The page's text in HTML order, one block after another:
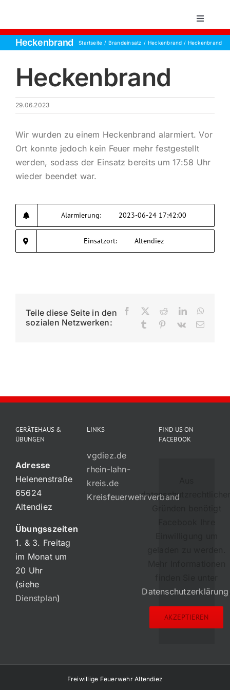
springen
Toggle
Über
Aktive
Heckenbrand Startseite Brandeinsatz Heckenbrand Heckenbrand
Heckenbrand
29.06.2023
Wir wurden zu einem Heckenbrand alarmiert. Vor
Ort konnte jedoch kein Feuer mehr festgestellt
werden, sodass der Einsatz bereits um 17:58 Uhr
wieder beendet war.
Alarmierung: 2023-06-24 17:42:00
Einsatzort: Altendiez
Teile diese Seite in den
sozialen Netzwerken:
Facebook RedditLinkedIn
Tumblr Pinterest
Vk
E-
GERÄTEHAUS &
ÜBUNGEN
Adresse
Helenenstraße
65624
Altendiez
Übungsszeiten
1. & 3. Freitag
im Monat um
20 Uhr
(siehe
Dienstplan)
LINKS
vgdiez.de
rhein-lahn-
kreis.de
Kreisfeuerwehrverband
FIND US ON
FACEBOOK
Datenschutzerklärung
AKZEPTIEREN
Freiwillige Feuerwehr Altendiez